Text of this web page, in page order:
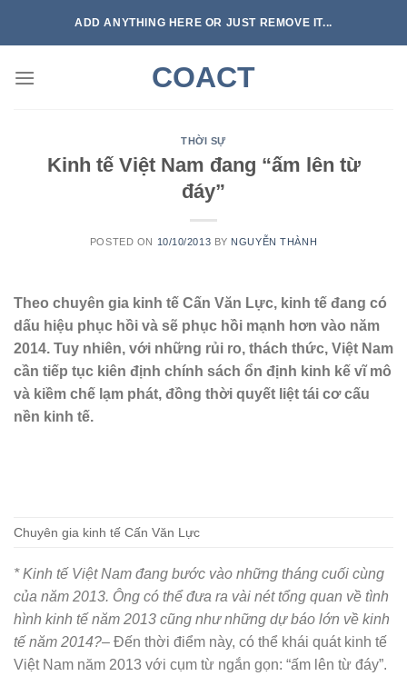
ADD ANYTHING HERE OR JUST REMOVE IT...
COACT
THỜI SỰ
Kinh tế Việt Nam đang “ấm lên từ
đáy”
POSTED ON 10/10/2013 BY NGUYỄN THÀNH
Theo chuyên gia kinh tế Cấn Văn Lực, kinh tế đang có
dấu hiệu phục hồi và sẽ phục hồi mạnh hơn vào năm
2014. Tuy nhiên, với những rủi ro, thách thức, Việt Nam
cần tiếp tục kiên định chính sách ổn định kinh kế vĩ mô
và kiềm chế lạm phát, đồng thời quyết liệt tái cơ cấu
nền kinh tế.
Chuyên gia kinh tế Cấn Văn Lực
* Kinh tế Việt Nam đang bước vào những tháng cuối cùng
của năm 2013. Ông có thể đưa ra vài nét tổng quan về tình
hình kinh tế năm 2013 cũng như những dự báo lớn về kinh
tế năm 2014?– Đến thời điểm này, có thể khái quát kinh tế
Việt Nam năm 2013 với cụm từ ngắn gọn: “ấm lên từ đáy”.